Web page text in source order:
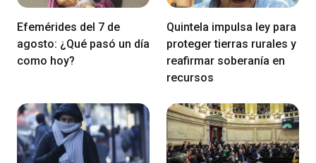
Efemérides del 7 de
agosto: ¿Qué pasó un día
como hoy?
Quintela impulsa ley para
proteger tierras rurales y
reafirmar soberanía en
recursos